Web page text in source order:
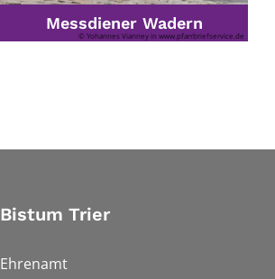
Messdiener Wadern
© Yohannes Vianney in www.pfarrbriefservice.de
Bistum Trier
Ehrenamt